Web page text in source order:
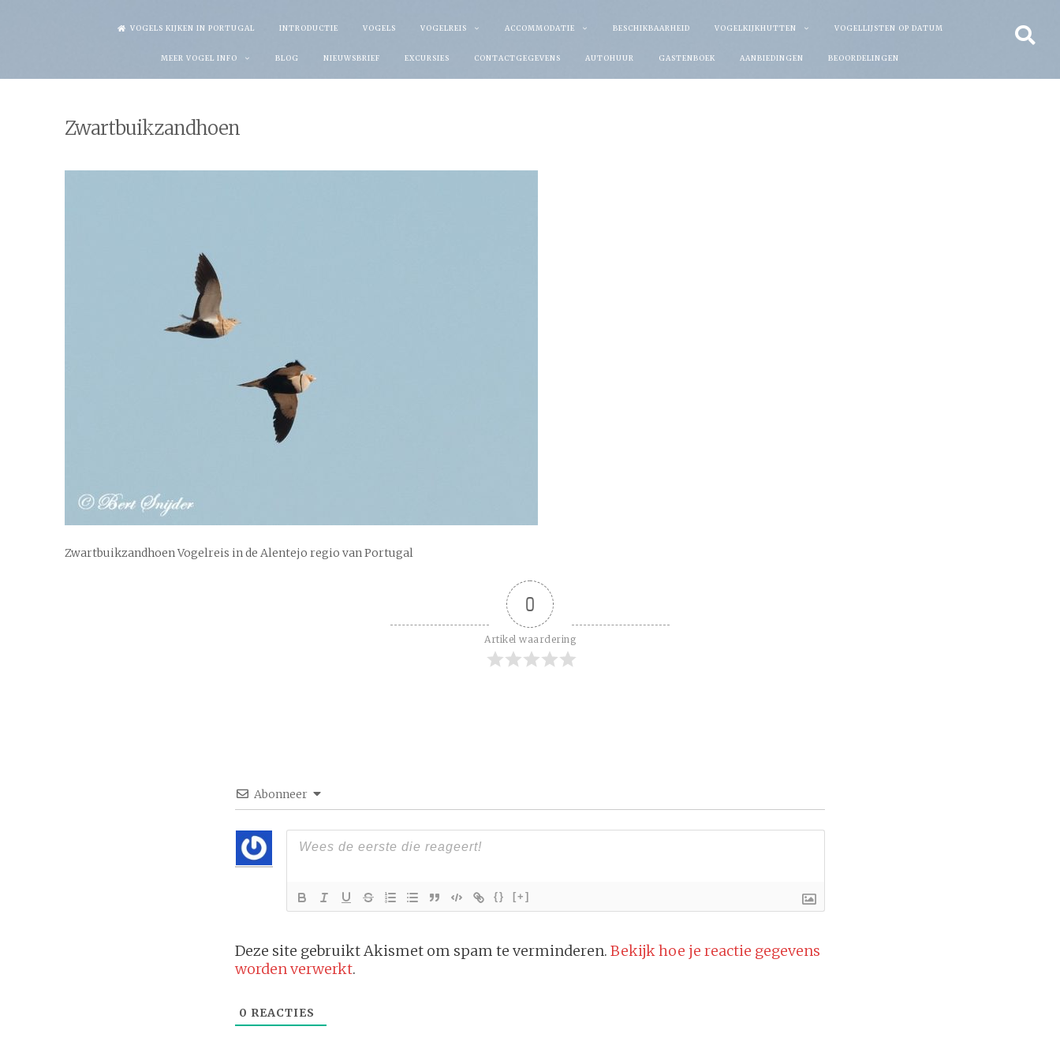
VOGELS KIJKEN IN PORTUGAL INTRODUCTIE VOGELS VOGELREIS ACCOMMODATIE BESCHIKBAARHEID VOGELKIJKHUTTEN VOGELLIJSTEN OP DATUM
MEER VOGEL INFO BLOG NIEUWSBRIEF EXCURSIES CONTACTGEGEVENS AUTOHUUR GASTENBOEK AANBIEDINGEN BEOORDELINGEN
Zwartbuikzandhoen
Zwartbuikzandhoen Vogelreis in de Alentejo regio van Portugal
0
Artikel waardering
Abonneer
{} [+]
Deze site gebruikt Akismet om spam te verminderen. Bekijk hoe je reactie gegevens
worden verwerkt.
0 REACTIES